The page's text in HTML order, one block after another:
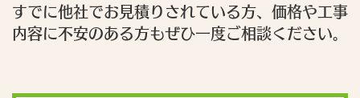
すでに他社でお見積りされている方、価格や工事
内容に不安のある方もぜひ一度ご相談ください。